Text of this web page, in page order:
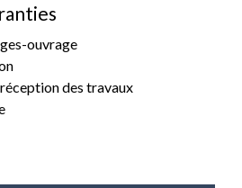
ouvrage
des travaux